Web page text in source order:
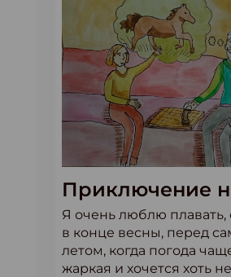
Приключение
Я очень люблю плавать,
в конце весны, перед
летом, когда погода
жаркая и хочется хоть